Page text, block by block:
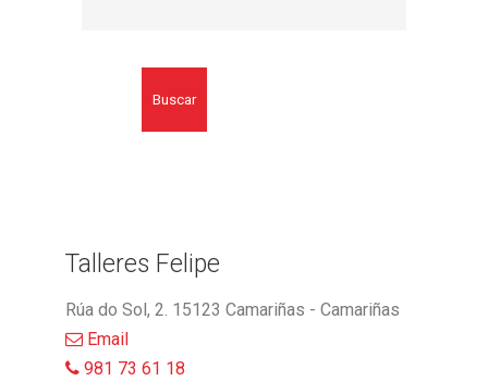
Buscar
Talleres Felipe
Rúa do Sol, 2. 15123 Camariñas - Camariñas
Email
981 73 61 18